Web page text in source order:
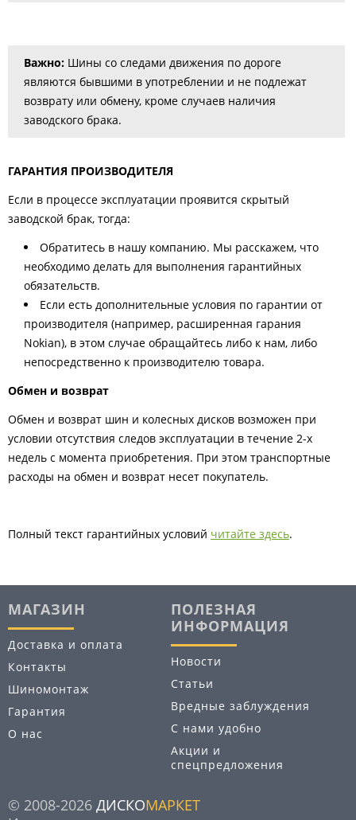
Важно: Шины со следами движения по дороге
являются бывшими в употреблении и не подлежат
возврату или обмену, кроме случаев наличия
заводского брака.
ГАРАНТИЯ ПРОИЗВОДИТЕЛЯ
Если в процессе эксплуатации проявится скрытый
заводской брак, тогда:
Обратитесь в нашу компанию. Мы расскажем, что
необходимо делать для выполнения гарантийных
обязательств.
Если есть дополнительные условия по гарантии от
производителя (например, расширенная гарания
Nokian), в этом случае обращайтесь либо к нам, либо
непосредственно к производителю товара.
Обмен и возврат
Обмен и возврат шин и колесных дисков возможен при
условии отсутствия следов эксплуатации в течение 2-х
недель с момента приобретения. При этом транспортные
расходы на обмен и возврат несет покупатель.
Полный текст гарантийных условий читайте здесь.
МАГАЗИН
Доставка и оплата
Контакты
Шиномонтаж
Гарантия
О нас
ПОЛЕЗНАЯ
ИНФОРМАЦИЯ
Новости
Статьи
Вредные заблуждения
С нами удобно
Акции и
спецпредложения
© 2008-2026 ДИСКОМАРКЕТ